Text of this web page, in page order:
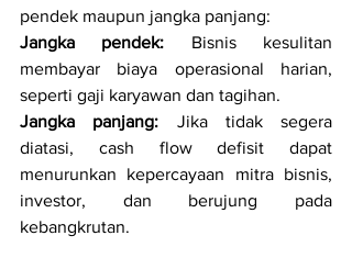
pendek maupun jangka panjang:
Jangka pendek: Bisnis kesulitan
membayar biaya operasional harian,
seperti gaji karyawan dan tagihan.
Jangka panjang: Jika tidak segera
diatasi, cash flow defisit dapat
menurunkan kepercayaan mitra bisnis,
investor, dan berujung pada
kebangkrutan.